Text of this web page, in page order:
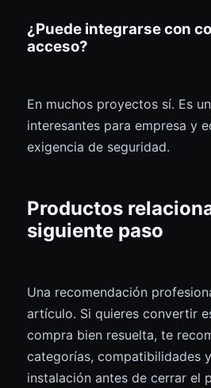
¿Puede integrarse con
acceso?
En muchos proyectos sí. Es
interesantes para empresa y
exigencia de seguridad.
Productos
siguiente paso
Una recomendación
artículo. Si quieres convertir
compra bien resuelta, te
categorías, compatibilidades
instalación antes de cerrar el